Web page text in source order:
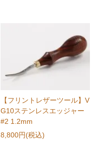
【フリントレザーツール】V
G10ステンレスエッジャー
#2 1.2mm
8,800円(税込)